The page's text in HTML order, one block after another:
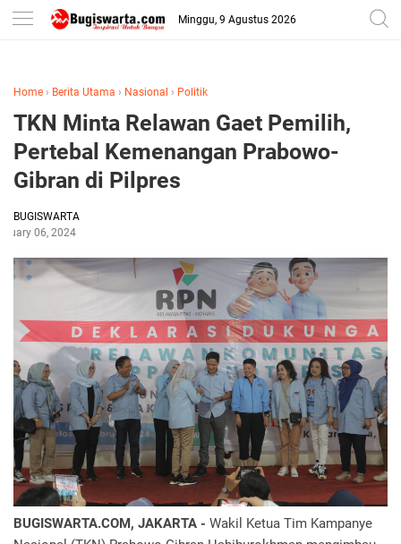
-->
Minggu, 9 Agustus 2026
Home › Berita Utama › Nasional › Politik
TKN Minta Relawan Gaet Pemilih,
Pertebal Kemenangan Prabowo-
Gibran di Pilpres
BUGISWARTA
06, 2024
BUGISWARTA.COM, JAKARTA - Wakil Ketua Tim Kampanye